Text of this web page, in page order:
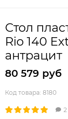
Стол
Rio 140
антрацит
80 579 руб
Код товара: 8180
2